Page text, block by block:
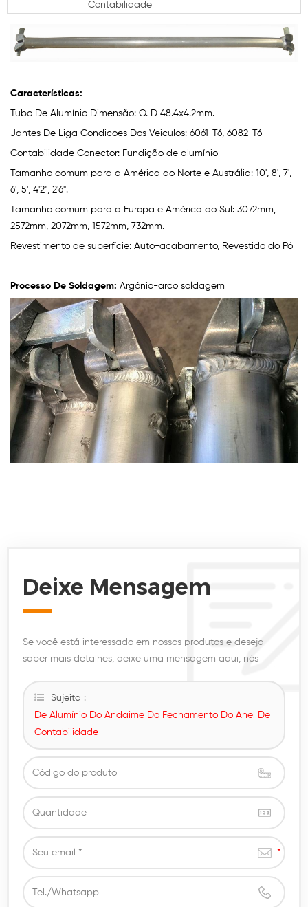
Contabilidade
Características:
Tubo De Alumínio Dimensão: O. D 48.4x4.2mm.
Jantes De Liga Condicoes Dos Veiculos: 6061-T6, 6082-T6
Contabilidade Conector: Fundição de alumínio
Tamanho comum para a América do Norte e Austrália: 10', 8', 7',
6', 5', 4'2", 2'6".
Tamanho comum para a Europa e América do Sul: 3072mm,
2572mm, 2072mm, 1572mm, 732mm.
Revestimento de superfície: Auto-acabamento, Revestido do Pó
Processo De Soldagem: Argônio-arco soldagem
Deixe Mensagem
Se você está interessado em nossos produtos e deseja
saber mais detalhes, deixe uma mensagem aqui, nós
Sujeita :
De Alumínio Do Andaime Do Fechamento Do Anel De
Contabilidade